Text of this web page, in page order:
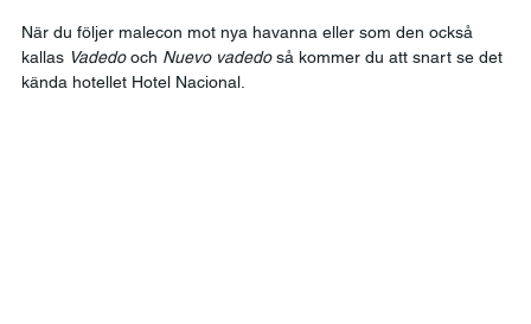
När du följer malecon mot nya havanna eller som den också
kallas Vadedo och Nuevo vadedo så kommer du att snart se det
kända hotellet Hotel Nacional.